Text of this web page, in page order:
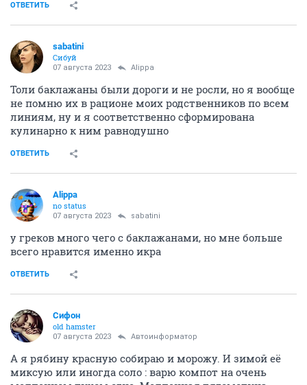
ОТВЕТИТЬ
sabatini
Сибуй
07 августа 2023 Alippa
Толи баклажаны были дороги и не росли, но я вообще
не помню их в рационе моих родственников по всем
линиям, ну и я соответственно сформирована
кулинарно к ним равнодушно
ОТВЕТИТЬ
Alippa
no status
07 августа 2023 sabatini
у греков много чего с баклажанами, но мне больше
всего нравится именно икра
ОТВЕТИТЬ
Сифон
old hamster
07 августа 2023 Автоинформатор
А я рябину красную собираю и морожу. И зимой её
миксую или иногда соло : варю компот на очень